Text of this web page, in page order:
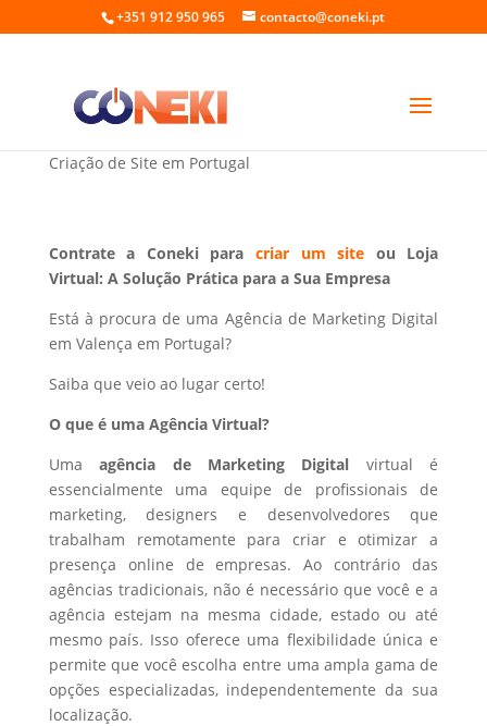
+351 912 950 965 contacto@coneki.pt
Marketing Digital em Valença Portugal
Criação de Site em Portugal
Contrate a Coneki para criar um site ou Loja
Virtual: A Solução Prática para a Sua Empresa
Está à procura de uma Agência de Marketing Digital
em Valença em Portugal?
Saiba que veio ao lugar certo!
O que é uma Agência Virtual?
Umaagência de Marketing Digital virtual é
essencialmente uma equipe de profissionais de
marketing, designers e desenvolvedores que
trabalham remotamente para criar e otimizar a
presença online de empresas. Ao contrário das
agências tradicionais, não é necessário que você e a
agência estejam na mesma cidade, estado ou até
mesmo país. Isso oferece uma flexibilidade única e
permite que você escolha entre uma ampla gama de
opções especializadas, independentemente da sua
localização.